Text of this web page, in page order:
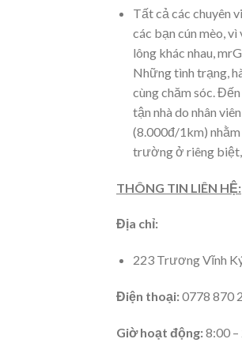
Tất cả các chuyên
các bạn cún mèo, vì
lông khác nhau,
Những tình trạng,
cùng chăm sóc.
tận nhà do nhân
(8.000đ/1km)
trường ở riêng biệt,
THÔNG TIN LIÊN HỆ:
Địa chỉ:
223 Trương Vĩnh
Điện thoại:0778 870
Giờ hoạt động:8:00